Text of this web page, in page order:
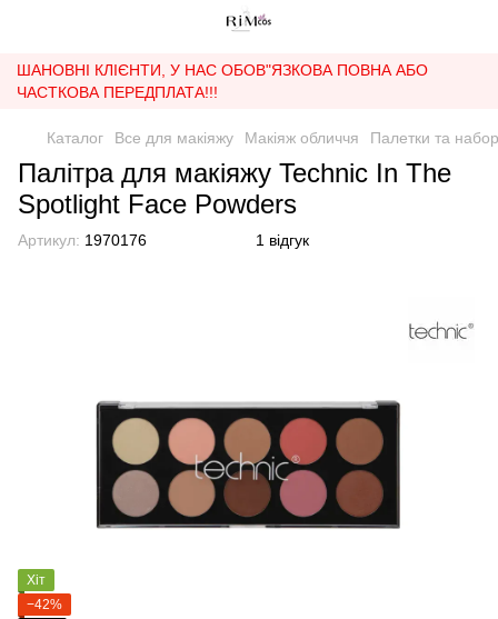
ШАНОВНІ КЛІЄНТИ, У НАС ОБОВ"ЯЗКОВА ПОВНА АБО
ЧАСТКОВА ПЕРЕДПЛАТА!!!
Каталог Все для макіяжу Макіяж обличчя Палетки та
Палітра для макіяжу Technic In The
Spotlight Face Powders
Артикул: 1970176 1 відгук
Хіт
−42%